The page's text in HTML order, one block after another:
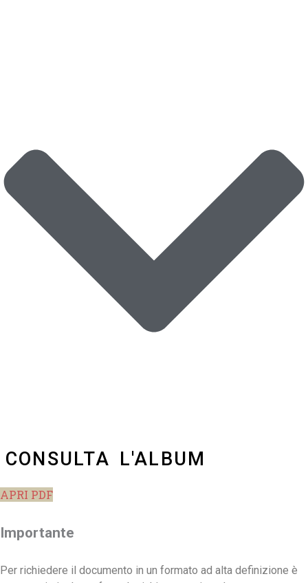
CONSULTA L'ALBUM
APRI PDF
Importante
Per richiedere il documento in un formato ad alta definizione è